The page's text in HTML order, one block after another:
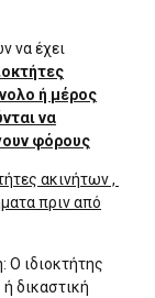
να έχει
ή μέρος
να
φόρους
ακινήτων ,
πριν από
: Ο ιδιοκτήτης
δικαστική